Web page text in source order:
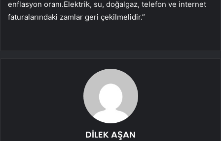
enflasyon oranı.Elektrik, su, doğalgaz, telefon ve internet
faturalarındaki zamlar geri çekilmelidir.”
DİLEK AŞAN